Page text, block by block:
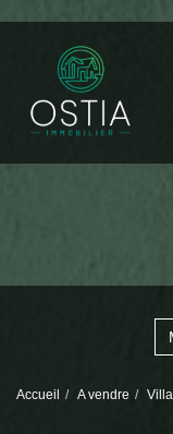
Accueil A vendre Villa